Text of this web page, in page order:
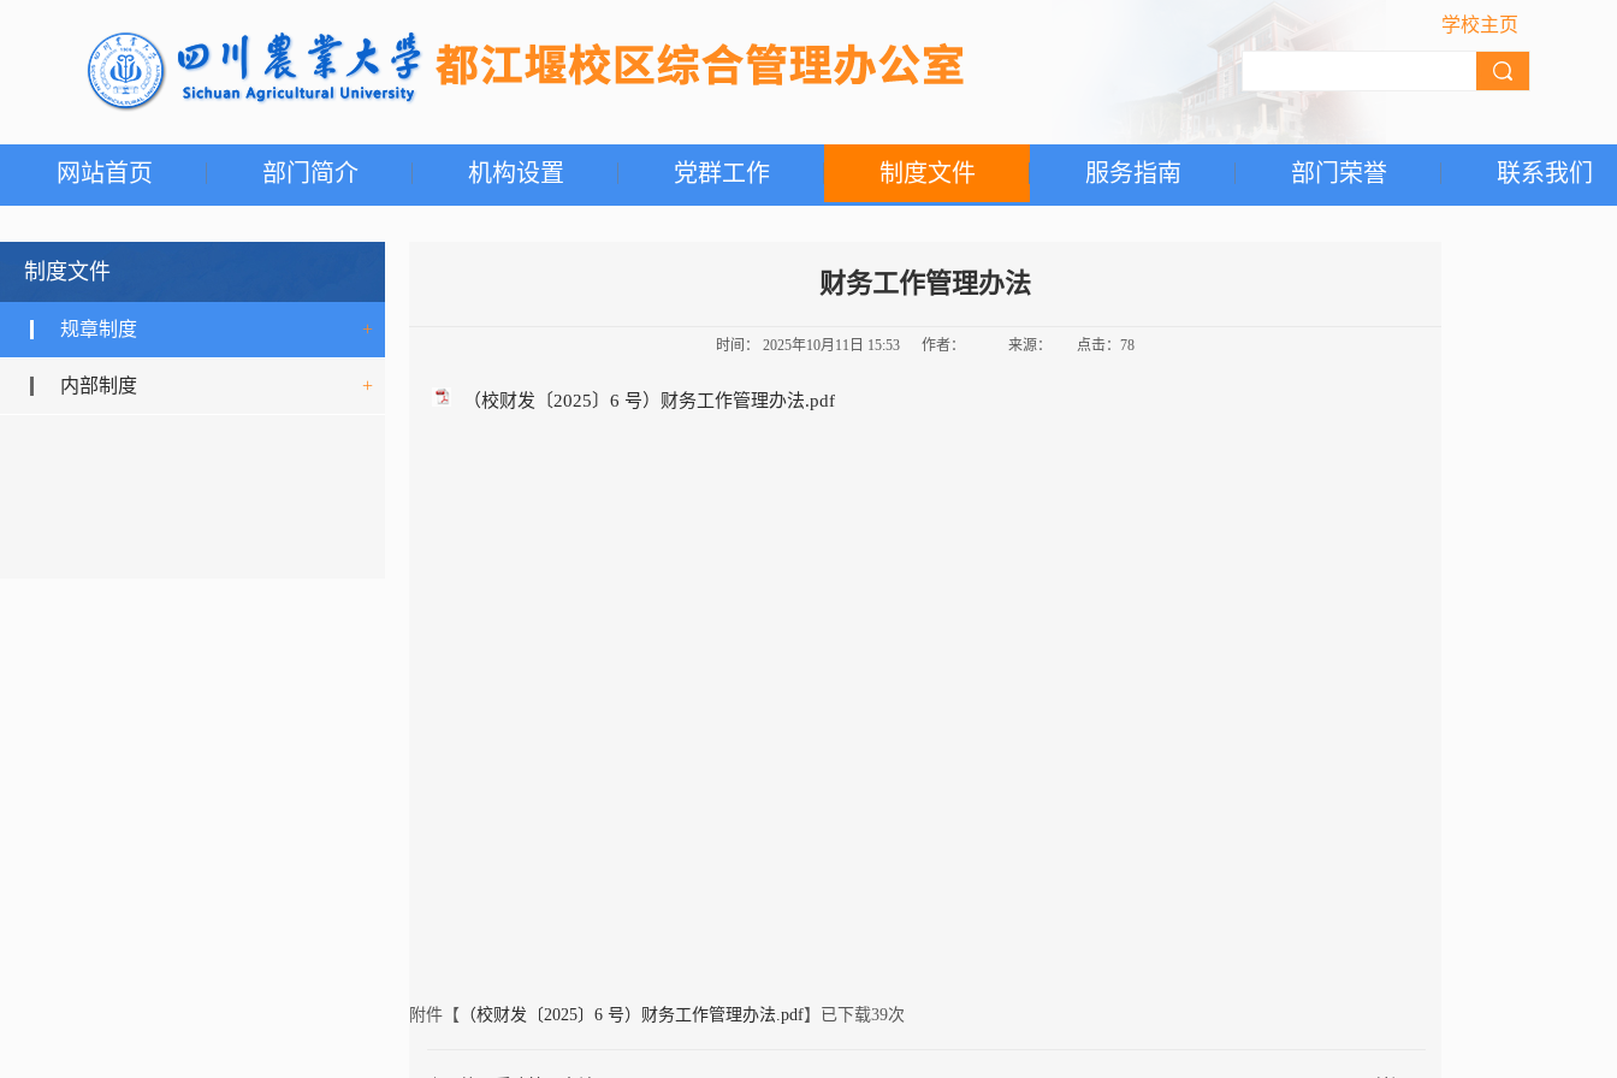
学校主页
网站首页 部门简介 机构设置 党群工作 制度文件 服务指南 部门荣誉 联系我们
制度文件
规章制度 +
内部制度 +
财务工作管理办法
时间： 2025年10月11日 15:53 作者： 来源： 点击： 78
（校财发〔2025〕6 号）财务工作管理办法.pdf
附件【 （校财发〔2025〕6 号）财务工作管理办法.pdf】已下载39次